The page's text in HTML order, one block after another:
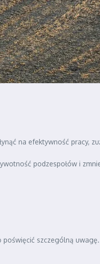
na efektywność pracy,
podzespołów i
szczególną